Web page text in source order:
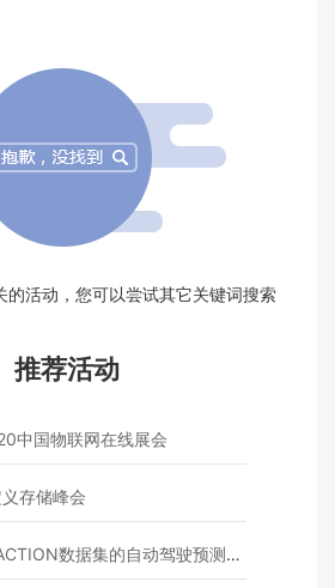
的活动，您可以尝试其它关键词搜索
推荐活动
中国物联网在线展会
存储峰会
数据集的自动驾驶预测模型挑战赛